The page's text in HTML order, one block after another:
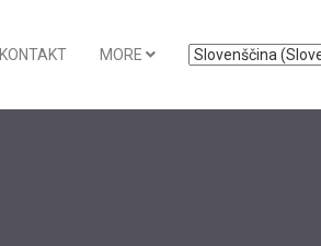
KONTAKT MORE